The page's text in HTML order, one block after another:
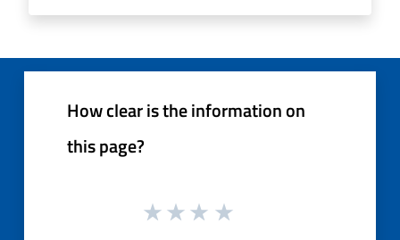
How clear is the information on
this page?